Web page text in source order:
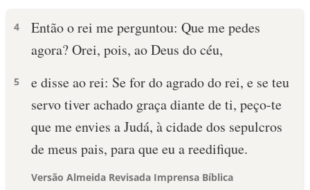
4
Então o rei me perguntou: Que me pedes
agora? Orei, pois, ao Deus do céu,
5
e disse ao rei: Se for do agrado do rei, e se teu
servo tiver achado graça diante de ti, peço-te
que me envies a Judá, à cidade dos sepulcros
de meus pais, para que eu a reedifique.
Versão Almeida Revisada Imprensa Bíblica